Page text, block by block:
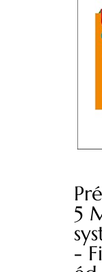
5
-